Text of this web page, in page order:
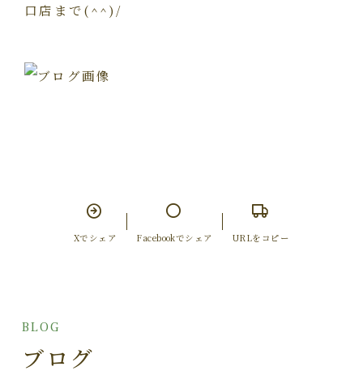
口店まで(^^)/
Xでシェア Facebookでシェア URLをコピー
BLOG
ブログ